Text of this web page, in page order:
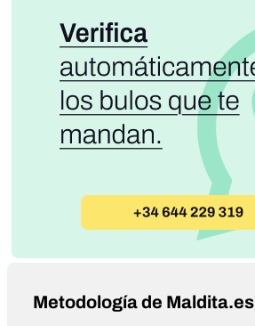
Metodología de Maldita.es